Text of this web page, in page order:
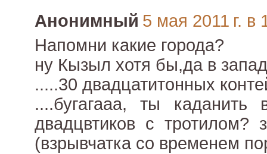
Анонимный 5 мая 2011 г. в
Напомни какие города?
ну Кызыл хотя бы,да в
.....30 двадцатитонных
....бугагааа, ты каданить
двадцвтиков с тротилом?
(взрывчатка со временем